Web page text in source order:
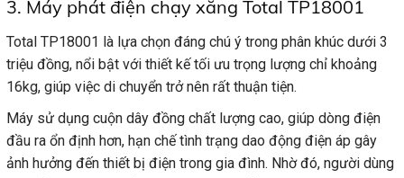
3. Máy phát điện chạy xăng Total TP18001
Total TP18001 là lựa chọn đáng chú ý trong phân khúc dưới 3
triệu đồng, nổi bật với thiết kế tối ưu trọng lượng chỉ khoảng
16kg, giúp việc di chuyển trở nên rất thuận tiện.
Máy sử dụng cuộn dây đồng chất lượng cao, giúp dòng điện
đầu ra ổn định hơn, hạn chế tình trạng dao động điện áp gây
ảnh hưởng đến thiết bị điện trong gia đình. Nhờ đó, người dùng